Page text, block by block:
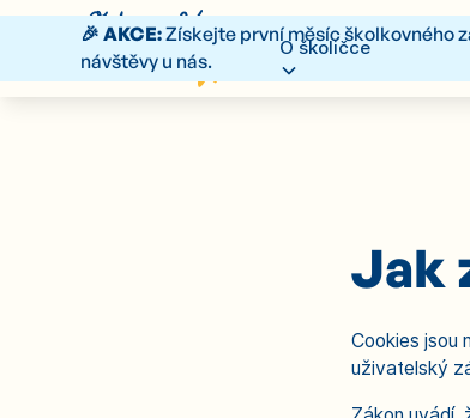
O školičce Ceník
🎉 AKCE:Získejte první měsíc školkovného
návštěvy u nás.
Jak
Cookies jsou
uživatelský